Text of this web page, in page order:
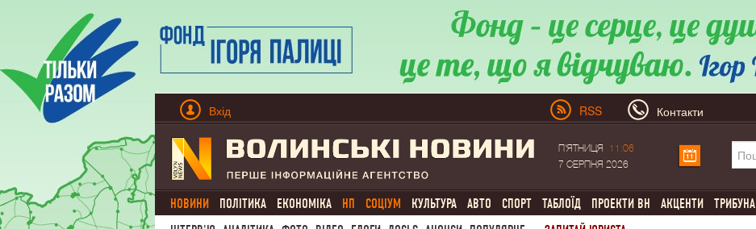
Вхід RSS Контакти
П'ЯТНИЦЯ
11:06
7 СЕРПНЯ 2026
НОВИНИ ПОЛІТИКА ЕКОНОМІКА НП СОЦІУМ КУЛЬТУРА АВТО СПОРТ ТАБЛОЇД ПРОЕКТИ ВН АКЦЕНТИ ТРИБУНА